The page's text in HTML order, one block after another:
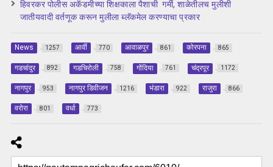
हिवरकर पोलीस अकॅडमीच्या शिक्षकाला पैशाची गर्मी, शाळेतीलच मुलीशी
जातीयवादी वर्तणूक करून मुलीला ब्लॅकमेल करण्याचा प्रकार
News 1257 आर्वी 770 आवाळपुर 861 कोरपना 865
गडचांदुर 892 गडचिरोली 758 गोंदिया 761 चंद्रपूर 1172
नागपुर 953 नागपुर डिवीजन 1216 भंडारा 922 राजुरा 866
वरोरा 801 वर्धा 773